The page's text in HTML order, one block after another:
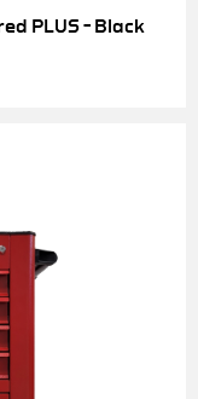
PLUS – Black